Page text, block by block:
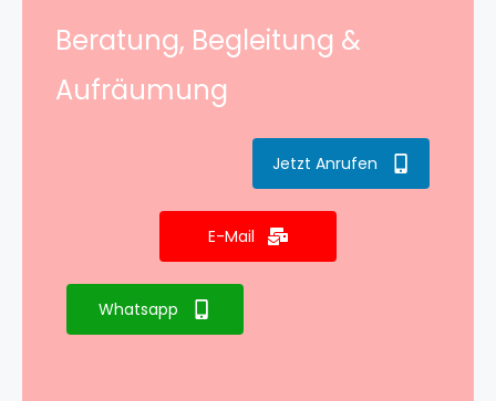
Beratung, Begleitung &
Aufräumung
Jetzt Anrufen
E-Mail
Whatsapp